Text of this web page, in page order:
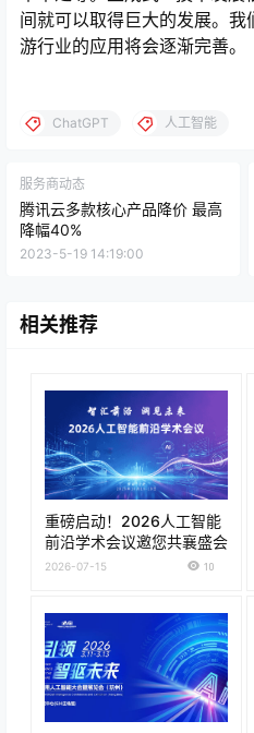
间就可以取得巨大的发展。
游行业的应用将会逐渐完善。
ChatGPT 人工智能
服务商动态
腾讯云多款核心产品降价 最高
降幅40%
2023-5-19 14:19:00
相关推荐
重磅启动！2026人工智能
前沿学术会议邀您共襄盛会
2026-07-15 10